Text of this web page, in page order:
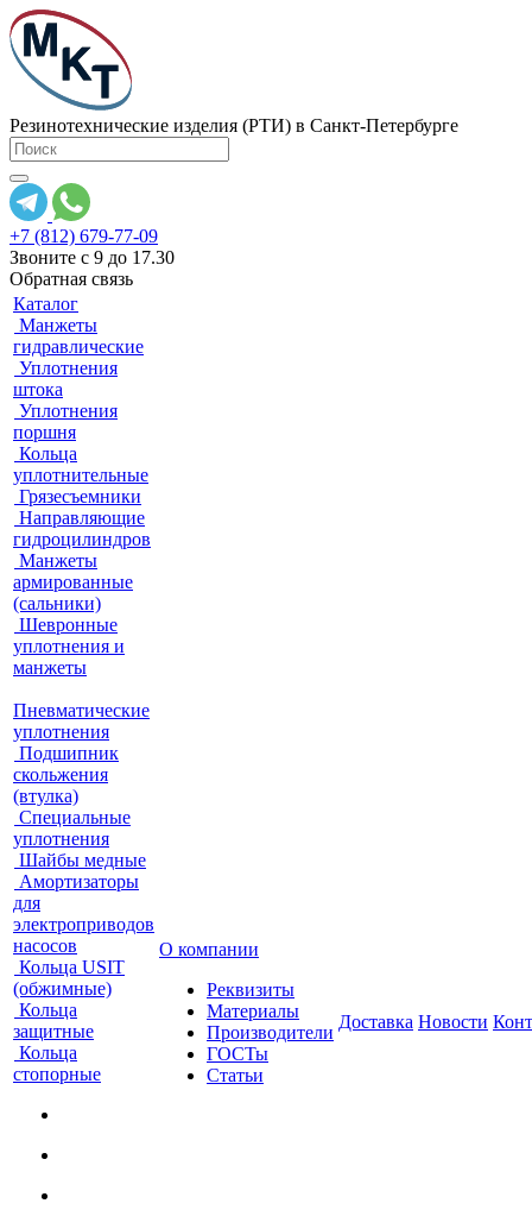
Резинотехнические изделия (РТИ) в Санкт-Петербурге
+7 (812) 679-77-09
Звоните с 9 до 17.30
Обратная связь
Каталог
Манжеты
гидравлические
Уплотнения
штока
Уплотнения
поршня
Кольца
уплотнительные
Грязесъемники
Направляющие
гидроцилиндров
Манжеты
армированные
(сальники)
Шевронные
уплотнения и
манжеты
Пневматические
уплотнения
Подшипник
скольжения
(втулка)
Специальные
уплотнения
Шайбы медные
Амортизаторы
для
электроприводов
насосов
Кольца USIT
(обжимные)
Кольца
защитные
Кольца
стопорные
О компании
Реквизиты
Материалы
Производители
ГОСТы
Статьи
Доставка Новости